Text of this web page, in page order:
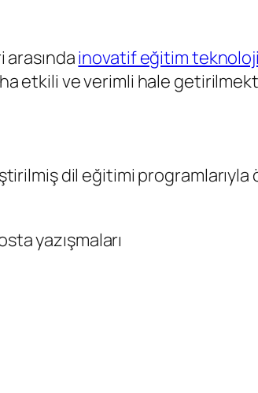
inovatif eğitim
etkili ve verimli hale
dil eğitimi programlarıyla
yazışmaları